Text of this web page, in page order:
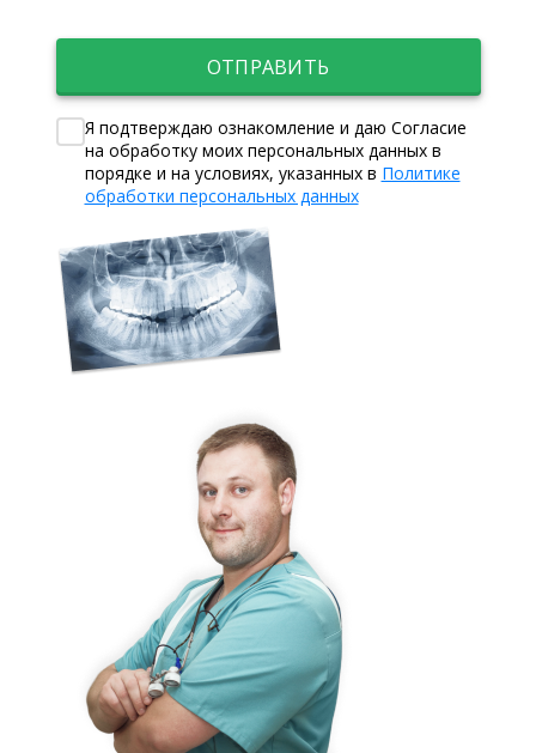
ОТПРАВИТЬ
Я подтверждаю ознакомление и даю Согласие
на обработку моих персональных данных в
порядке и на условиях, указанных в Политике
обработки персональных данных